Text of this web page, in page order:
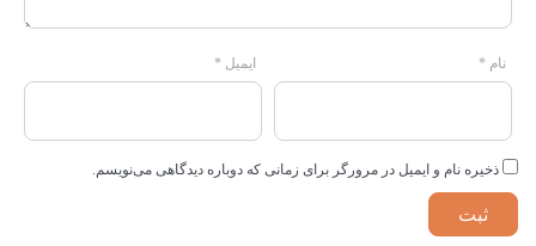
نام * ایمیل *
ذخیره نام و ایمیل در مرورگر برای زمانی که دوباره دیدگاهی می‌نویسم.